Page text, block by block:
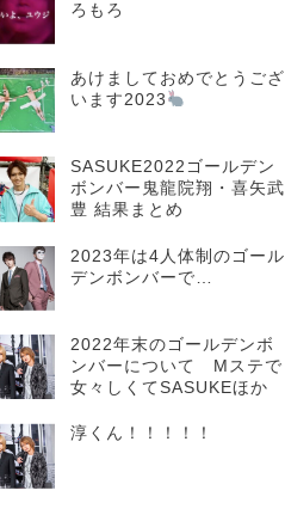
ろもろ
あけましておめでとうござ
います2023
SASUKE2022ゴールデン
ボンバー鬼龍院翔・喜矢武
豊 結果まとめ
2023年は4人体制のゴール
デンボンバーで…
2022年末のゴールデンボ
ンバーについて Mステで
女々しくてSASUKEほか
淳くん！！！！！